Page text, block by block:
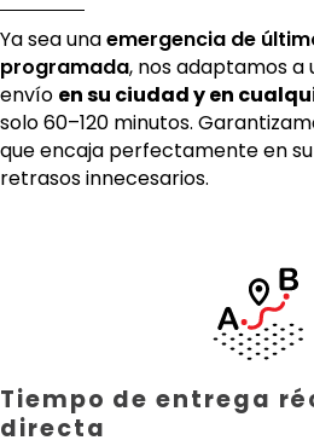
Ya sea unaemergencia de
programada, nos adaptamos a
envío en su ciudad y en
solo 60–120 minutos.
que encaja perfectamente en su
retrasos innecesarios.
Tiempo de entrega
directa